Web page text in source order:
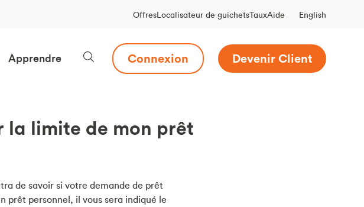
OffresLocalisateur de guichetsTauxAide English
Apprendre Connexion Devenir Client
la limite de mon prêt
de savoir si votre demande de prêt
prêt personnel, il vous sera indiqué le